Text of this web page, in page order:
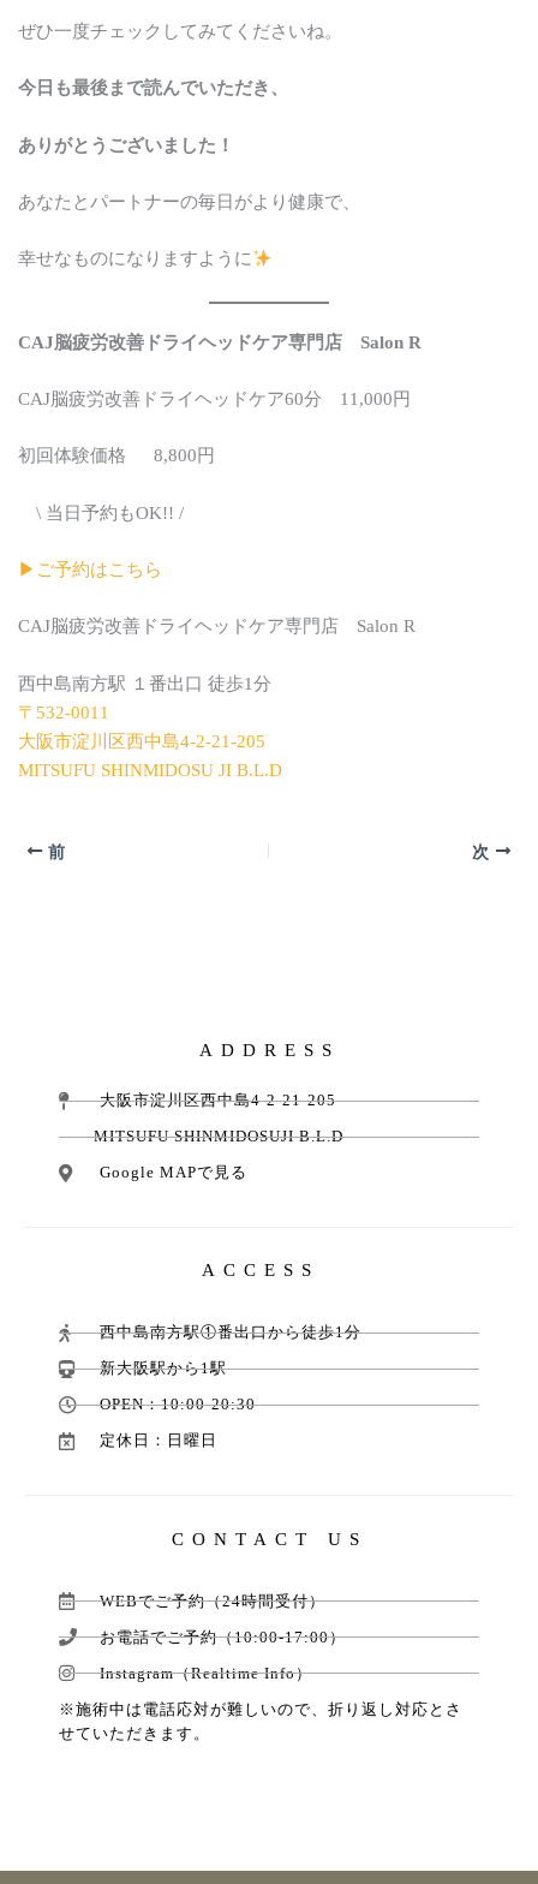
ぜひ一度チェックしてみてくださいね。
今日も最後まで読んでいただき、
ありがとうございました！
あなたとパートナーの毎日がより健康で、
幸せなものになりますように
CAJ脳疲労改善ドライヘッドケア専門店 Salon R
CAJ脳疲労改善ドライヘッドケア60分 11,000円
初回体験価格 8,800円
\ 当日予約もOK!! /
▶︎ご予約はこちら
CAJ脳疲労改善ドライヘッドケア専門店 Salon R
西中島南方駅 １番出口 徒歩1分
〒532-0011
大阪市淀川区西中島4-2-21-205
MITSUFU SHINMIDOSU JI B.L.D
前 次
ADDRESS
大阪市淀川区西中島4-2-21-205
MITSUFU SHINMIDOSUJI B.L.D
Google MAPで見る
ACCESS
西中島南方駅①番出口から徒歩1分
新大阪駅から1駅
OPEN：10:00-20:30
定休日：日曜日
CONTACT US
WEBでご予約（24時間受付）
お電話でご予約（10:00-17:00）
Instagram（Realtime Info）
※施術中は電話応対が難しいので、折り返し対応とさ
せていただきます。